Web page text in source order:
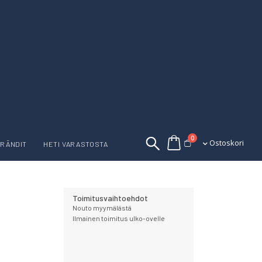
Ostoskori
0tuotettaOstoskori
HETI VARASTOSTA
Toimitusvaihtoehdot
Nouto myymälästä
Ilmainen toimitus ulko-ovelle